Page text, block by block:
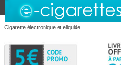
Cigarette électronique et eliquide